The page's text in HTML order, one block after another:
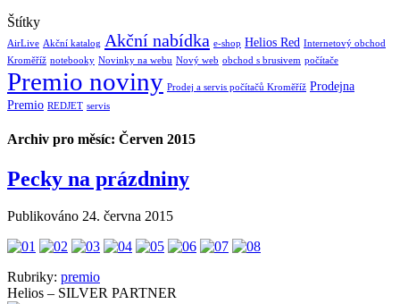
Štítky
AirLive Akční katalog Akční nabídka e-shop Helios Red Internetový obchod
Kroměříž notebooky Novinky na webu Nový web obchod s brusivem počítače
Premio noviny Prodej a servis počítačů Kroměříž Prodejna
Premio REDJET servis
Archiv pro měsíc: Červen 2015
Pecky na prázdniny
Publikováno 24. června 2015
Rubriky: premio
Helios – SILVER PARTNER